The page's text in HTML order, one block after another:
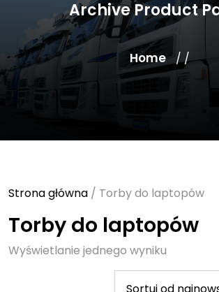
Archive Product
Home / /
Strona główna / Torby do laptopów
Torby do laptopów
Wyświetlanie jednego wyniku